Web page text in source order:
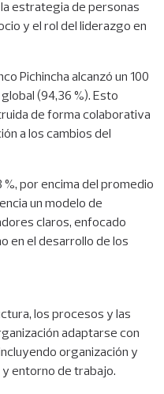
estrategia de personas
y el rol del liderazgo en
Pichincha alcanzó un 100
global (94,36 %). Esto
de forma colaborativa
a los cambios del
%, por encima del promedio
un modelo de
claros, enfocado
en el desarrollo de los
los procesos y las
adaptarse con
organización y
entorno de trabajo.